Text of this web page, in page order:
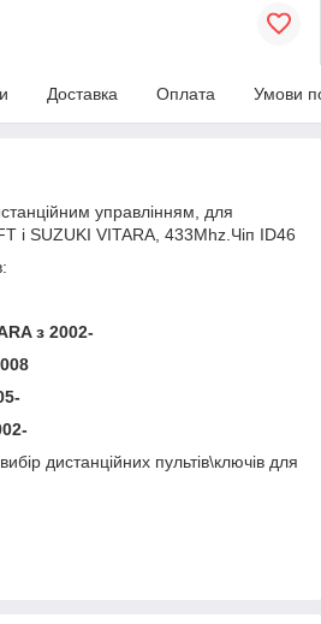
Доставка Оплата Умови
управлінням, для
і SUZUKI VITARA, 433Mhz.Чіп ID46
з 2002-
дистанційних пультів\ключів для